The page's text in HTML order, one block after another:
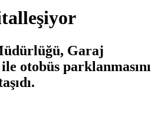
Garaj
otobüs parklanmasını